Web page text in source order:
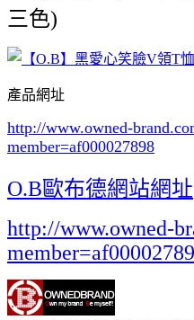
三色)
產品網址
http://www.owned-
member=af000027898
O.B歐布德網站網址
http://www.owned-